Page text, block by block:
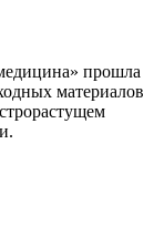
прошла
материалов